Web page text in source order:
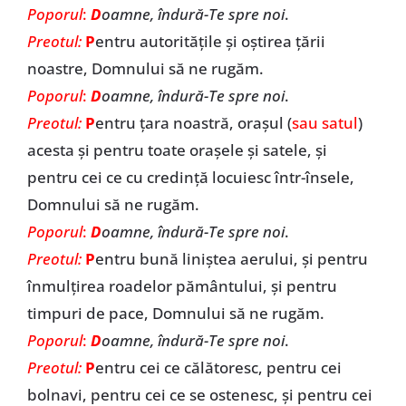
Poporul: Doamne, îndură-Te spre noi.
Preotul: Pentru autoritățile și oștirea țării
noastre, Domnului să ne rugăm.
Poporul: Doamne, îndură-Te spre noi.
Preotul: Pentru țara noastră, orașul (sau satul)
acesta și pentru toate orașele și satele, și
pentru cei ce cu credință locuiesc într-însele,
Domnului să ne rugăm.
Poporul: Doamne, îndură-Te spre noi.
Preotul: Pentru bună liniștea aerului, și pentru
înmulțirea roadelor pământului, și pentru
timpuri de pace, Domnului să ne rugăm.
Poporul: Doamne, îndură-Te spre noi.
Preotul: Pentru cei ce călătoresc, pentru cei
bolnavi, pentru cei ce se ostenesc, și pentru cei